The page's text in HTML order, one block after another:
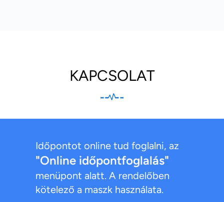
KAPCSOLAT
Időpontot online tud foglalni, az
"Online időpontfoglalás"
menüpont alatt. A rendelőben
kötelező a maszk használata.